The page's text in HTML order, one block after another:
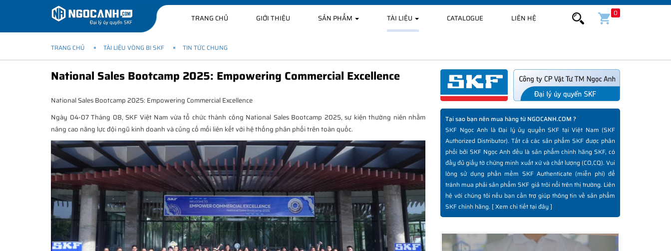
TRANG CHỦ GIỚI THIỆU SẢN PHẨM TÀI LIỆU CATALOGUE LIÊN HỆ
0
TRANG CHỦ TÀI LIỆU VÒNG BI SKF TIN TỨC CHUNG
National Sales Bootcamp 2025: Empowering Commercial Excellence
National Sales Bootcamp 2025: Empowering Commercial Excellence
Ngày 04-07 Tháng 08, SKF Việt Nam vừa tổ chức thành công National Sales Bootcamp 2025, sự kiện thường niên nhằm
nâng cao năng lực đội ngũ kinh doanh và củng cố mối liên kết với hệ thống phân phối trên toàn quốc.
Tại sao bạn nên mua hàng từ NGOCANH.COM ?
SKF Ngọc Anh là Đại lý ủy quyền SKF tại Việt Nam (SKF
Authorized Distributor). Tất cả các sản phẩm SKF được phân
phối bởi SKF Ngọc Anh đều là sản phẩm chính hãng SKF, có
đầy đủ giấy tờ chứng minh xuất xứ và chất lượng (CO,CQ). Vui
lòng sử dụng phần mềm SKF Authenticate (miễn phí) để
tránh mua phải sản phẩm SKF giả trôi nổi trên thị trường. Liên
hệ với chúng tôi nếu bạn cần trợ giúp thông tin về sản phẩm
SKF chính hãng. [Xem chi tiết tại đây]